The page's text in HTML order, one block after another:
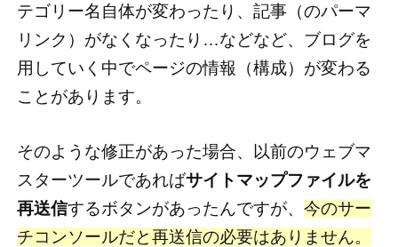
テゴリー名自体が変わったり、記事（のパーマ
リンク）がなくなったり…などなど、ブログを
用していく中でページの情報（構成）が変わる
ことがあります。
そのような修正があった場合、以前のウェブマ
スターツールであればサイトマップファイルを
再送信するボタンがあったんですが、 今のサー
チコンソールだと再送信の必要はありません。